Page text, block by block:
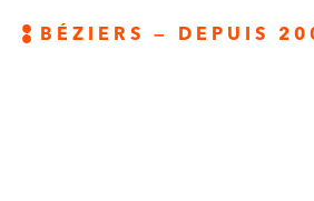
BÉZIERS — DEPUIS